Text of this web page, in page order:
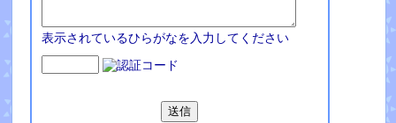
表示されているひらがなを入力してください